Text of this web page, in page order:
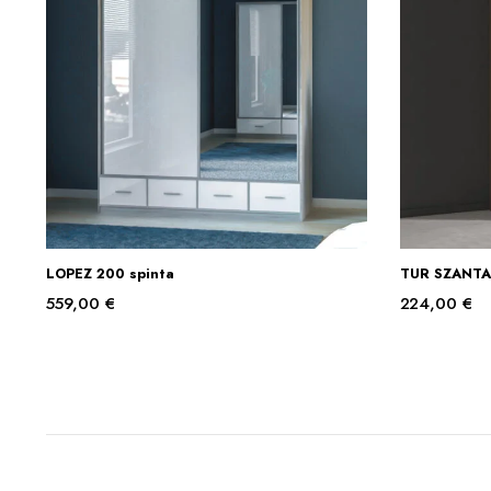
Į KREPŠELĮ
LOPEZ 200 spinta
559,00 €
TUR
224,00€